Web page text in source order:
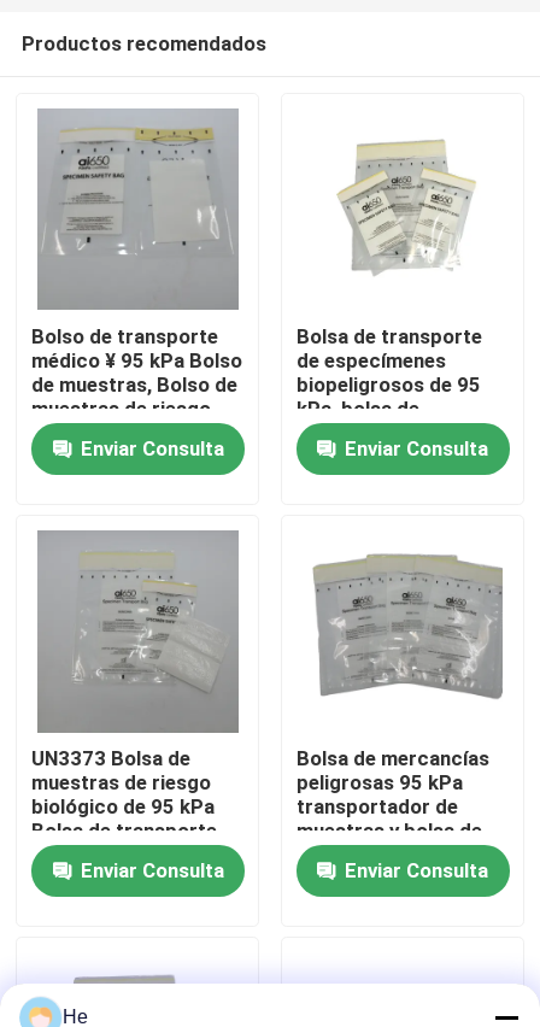
En casa
Productos
Los vídeos
Sobre nosotros
Recorrido por la fábrica
Noticias
Solicitar una cita
bolso del transporte del espécimen 95kPa
Productos recomendados
Bolso de transporte
médico ¥ 95 kPa Bolso
de muestras, Bolso de
muestras de riesgo
biológico, Bolso
desechable de riesgo
biológico para
Enviar Consulta
Bolsa de transporte
de especímenes
biopeligrosos de 95
kPa, bolsa de
transporte médica
para investigación de
laboratorio y uso
Enviar Consulta
UN3373 Bolsa de
muestras de riesgo
biológico de 95 kPa
Bolsa de transporte
para sustancias
infecciosas,
mercancías peligrosas
Enviar Consulta
Bolsa de mercancías
peligrosas 95 kPa
transportador de
muestras y bolsa de
embalaje de riesgo
biológico para
muestras biológicas
Enviar Consulta
He